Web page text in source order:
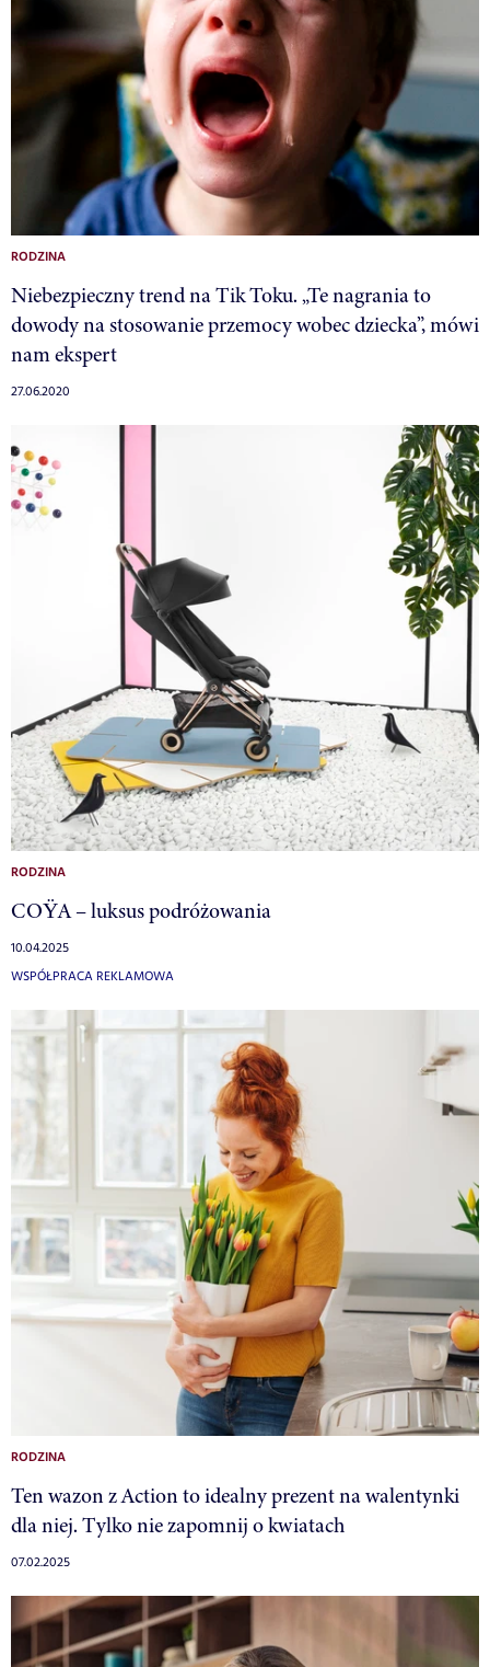
RODZINA
Niebezpieczny trend na Tik Toku. „Te nagrania to
dowody na stosowanie przemocy wobec dziecka”, mówi
nam ekspert
27.06.2020
RODZINA
COŸA – luksus podróżowania
10.04.2025
WSPÓŁPRACA REKLAMOWA
RODZINA
Ten wazon z Action to idealny prezent na walentynki
dla niej. Tylko nie zapomnij o kwiatach
07.02.2025